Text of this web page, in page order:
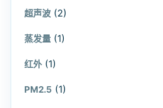
超声波 (2)
蒸发量 (1)
红外 (1)
PM2.5 (1)